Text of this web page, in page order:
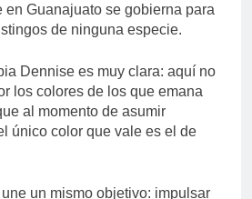
en Guanajuato se gobierna para
de ninguna especie.
Dennise es muy clara: aquí no
los colores de los que emana
al momento de asumir
único color que vale es el de
un mismo objetivo: impulsar